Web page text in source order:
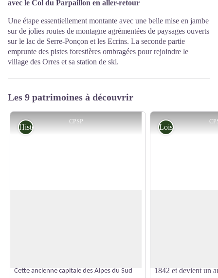
avec le Col du Parpaillon en aller-retour
Une étape essentiellement montante avec une belle mise en jambe
sur de jolies routes de montagne agrémentées de paysages ouverts
sur le lac de Serre-Ponçon et les Ecrins. La seconde partie
emprunte des pistes forestières ombragées pour rejoindre le
village des Orres et sa station de ski.
Les 9 patrimoines à découvrir
CPSP
Histoire
Cette ancienne capitale des Alpes du Sud
Loisirs
1842 et devient un